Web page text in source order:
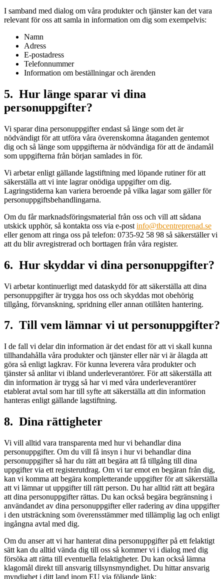
I samband med dialog om våra produkter och tjänster kan det vara
relevant för oss att samla in information om dig som exempelvis:
Namn
Adress
E-postadress
Telefonnummer
Information om beställningar och ärenden
5. Hur länge sparar vi dina
personuppgifter?
Vi sparar dina personuppgifter endast så länge som det är
nödvändigt för att utföra våra överenskomna åtaganden gentemot
dig och så länge som uppgifterna är nödvändiga för att de ändamål
som uppgifterna från början samlades in för.
Vi arbetar enligt gällande lagstiftning med löpande rutiner för att
säkerställa att vi inte lagrar onödiga uppgifter om dig.
Lagringstiderna kan variera beroende på vilka lagar som gäller för
personuppgiftsbehandlingarna.
Om du får marknadsföringsmaterial från oss och vill att sådana
utskick upphör, så kontakta oss via e-post info@tbcentreprenad.se
eller genom att ringa oss på telefon: 0735-92 58 98 så säkerställer vi
att du blir avregistrerad och borttagen från våra register.
6. Hur skyddar vi dina personuppgifter?
Vi arbetar kontinuerligt med dataskydd för att säkerställa att dina
personuppgifter är trygga hos oss och skyddas mot obehörig
tillgång, förvanskning, spridning eller annan otillåten hantering.
7. Till vem lämnar vi ut personuppgifter?
I de fall vi delar din information är det endast för att vi skall kunna
tillhandahålla våra produkter och tjänster eller när vi är ålagda att
göra så enligt lagkrav. För kunna leverera våra produkter och
tjänster så anlitar vi ibland underleverantörer. För att säkerställa att
din information är trygg så har vi med våra underleverantörer
etablerat avtal som har till syfte att säkerställa att din information
hanteras enligt gällande lagstiftning.
8. Dina rättigheter
Vi vill alltid vara transparenta med hur vi behandlar dina
personuppgifter. Om du vill få insyn i hur vi behandlar dina
personuppgifter så har du rätt att begära att få tillgång till dina
uppgifter via ett registerutdrag. Om vi tar emot en begäran från dig,
kan vi komma att begära kompletterande uppgifter för att säkerställa
att vi lämnar ut uppgifter till rätt person. Du har alltid rätt att begära
att dina personuppgifter rättas. Du kan också begära begränsning i
användandet av dina personuppgifter eller radering av dina uppgifter
i den utsträckning som överensstämmer med tillämplig lag och enligt
ingångna avtal med dig.
Om du anser att vi har hanterat dina personuppgifter på ett felaktigt
sätt kan du alltid vända dig till oss så kommer vi i dialog med dig
försöka att rätta till eventuella felaktigheter. Du kan också lämna
klagomål direkt till ansvarig tillsynsmyndighet. Du hittar ansvarig
myndighet i ditt land inom EU via följande länk: